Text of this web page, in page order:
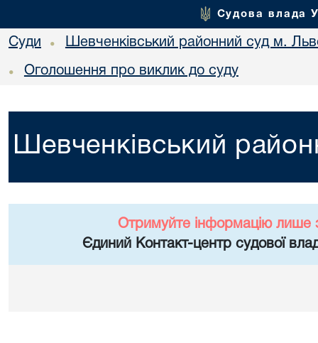
Судова влада
Суди • Шевченківський районний суд м.
• Оголошення про виклик до суду
Шевченківський
Отримуйте інформацію лише
Єдиний Контакт-центр судової